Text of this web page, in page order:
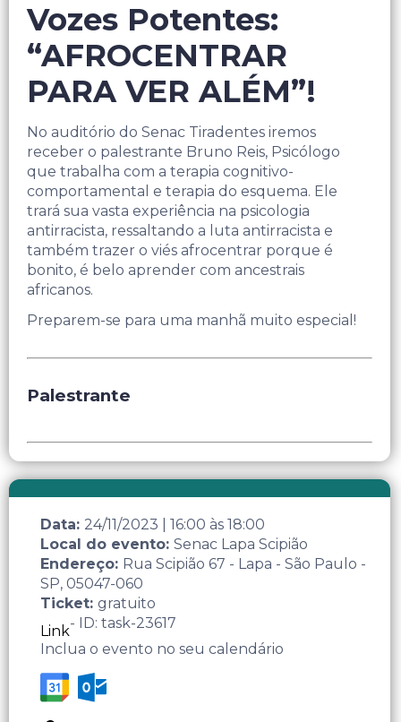
Vozes Potentes:
“AFROCENTRAR
PARA VER ALÉM”!
No auditório do Senac Tiradentes iremos
receber o palestrante Bruno Reis, Psicólogo
que trabalha com a terapia cognitivo-
comportamental e terapia do esquema. Ele
trará sua vasta experiência na psicologia
antirracista, ressaltando a luta antirracista e
também trazer o viés afrocentrar porque é
bonito, é belo aprender com ancestrais
africanos.
Preparem-se para uma manhã muito especial!
Palestrante
Data: 24/11/2023 16:00 às 18:00
Local do evento: Senac Lapa Scipião
Endereço: Rua Scipião 67 - Lapa - São Paulo -
SP, 05047-060
Ticket: gratuito
Link- ID: task-23617
Inclua o evento no seu calendário